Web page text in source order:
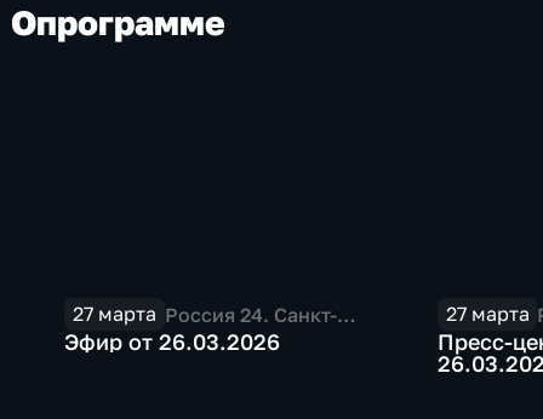
Опрограмме
27 марта Россия 24. Санкт-
Петербург
Эфир от 26.03.2026
27 марта
Пресс-